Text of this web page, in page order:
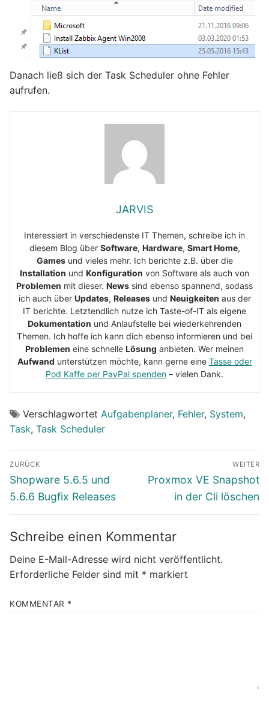
Danach ließ sich der Task Scheduler ohne Fehler
aufrufen.
JARVIS
Interessiert in verschiedenste IT Themen, schreibe ich in
diesem Blog über Software, Hardware, Smart Home,
Gamesund vieles mehr. Ich berichte z.B. über die
Installation und Konfiguration von Software als auch von
Problemen mit dieser. News sind ebenso spannend, sodass
ich auch über Updates, Releasesund Neuigkeiten aus der
IT berichte. Letztendlich nutze ich Taste-of-IT als eigene
Dokumentation und Anlaufstelle bei wiederkehrenden
Themen. Ich hoffe ich kann dich ebenso informieren und bei
Problemen eine schnelle Lösung anbieten. Wer meinen
Aufwand unterstützen möchte, kann gerne eine Tasse oder
Pod Kaffe per PayPal spenden – vielen Dank.
Verschlagwortet Aufgabenplaner, Fehler, System,
Task, Task Scheduler
Beitragsnavigation
ZURÜCK
Vorheriger
Beitrag:
Shopware 5.6.5 und
5.6.6 Bugfix Releases
WEITER
Nächster
Beitrag:
Proxmox VE Snapshot
in der Cli löschen
Schreibe einen Kommentar
Deine E-Mail-Adresse wird nicht veröffentlicht.
Erforderliche Felder sind mit * markiert
KOMMENTAR *